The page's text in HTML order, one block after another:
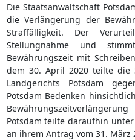
Die Staatsanwaltschaft
die Verlängerung der
Straffälligkeit. Der
Stellungnahme und
Bewährungszeit mit
dem 30. April 2020 teilte die
Landgerichts Potsdam
Potsdam Bedenken
Potsdam teilte daraufhin
an ihrem Antrag vom 31. März